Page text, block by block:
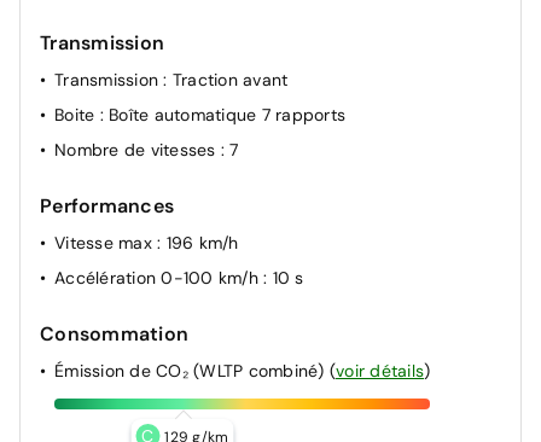
Transmission
Transmission: Traction avant
Boite : Boîte automatique 7 rapports
Nombre de vitesses : 7
Performances
Vitesse max : 196 km/h
Accélération 0-100 km/h : 10 s
Consommation
Émission de CO₂ (WLTP combiné) (voir détails)
C 129 g/km